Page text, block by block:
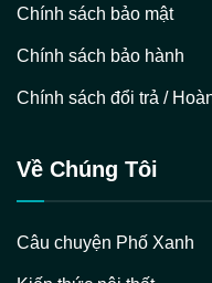
Chính sách bảo mật
Chính sách bảo hành
Chính sách đổi trả /
Về Chúng Tôi
Câu chuyện Phố Xanh